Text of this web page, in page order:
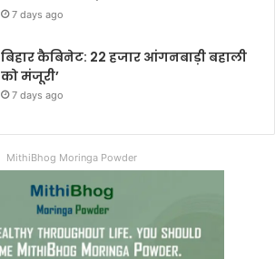
7 days ago
बिहार कैबिनेट: 22 हजार आंगनबाड़ी बहाली
को मंजूरी’
7 days ago
MithiBhog Moringa Powder